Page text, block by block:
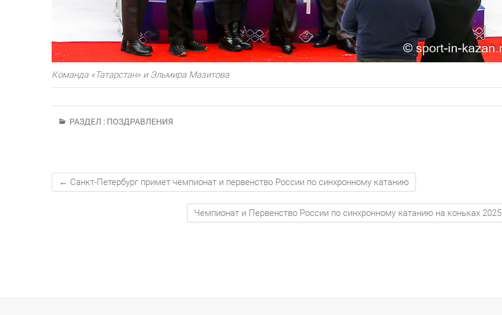
Команда «Татарстан» и Эльмира Мазитова
РАЗДЕЛ : ПОЗДРАВЛЕНИЯ
← Санкт-Петербург примет чемпионат и первенство России по синхронному катанию
Чемпионат и Первенство России по синхронному катанию на коньках 2025